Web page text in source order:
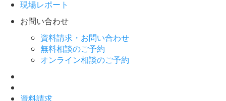
現場レポート
お問い合わせ
資料請求・お問い合わせ
無料相談のご予約
オンライン相談のご予約
資料請求